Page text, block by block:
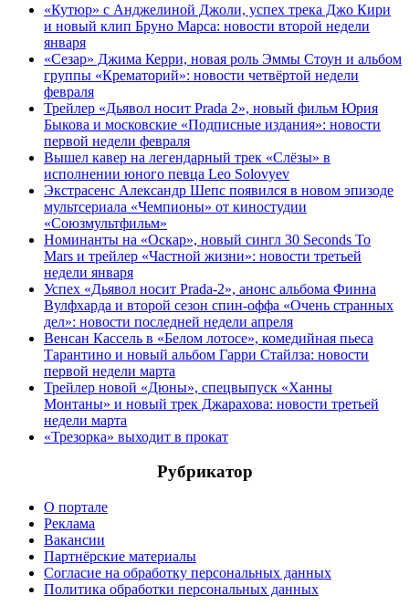
«Кутюр» с Анджелиной Джоли, успех трека Джо Кири
и новый клип Бруно Марса: новости второй недели
января
«Сезар» Джима Керри, новая роль Эммы Стоун и альбом
группы «Крематорий»: новости четвёртой недели
февраля
Трейлер «Дьявол носит Prada 2», новый фильм Юрия
Быкова и московские «Подписные издания»: новости
первой недели февраля
Вышел кавер на легендарный трек «Слёзы» в
исполнении юного певца Leo Solovyev
Экстрасенс Александр Шепс появился в новом эпизоде
мультсериала «Чемпионы» от киностудии
«Союзмультфильм»
Номинанты на «Оскар», новый сингл 30 Seconds To
Mars и трейлер «Частной жизни»: новости третьей
недели января
Успех «Дьявол носит Prada-2», анонс альбома Финна
Вулфхарда и второй сезон спин-оффа «Очень странных
дел»: новости последней недели апреля
Венсан Кассель в «Белом лотосе», комедийная пьеса
Тарантино и новый альбом Гарри Стайлза: новости
первой недели марта
Трейлер новой «Дюны», спецвыпуск «Ханны
Монтаны» и новый трек Джарахова: новости третьей
недели марта
«Трезорка» выходит в прокат
Рубрикатор
О портале
Реклама
Вакансии
Партнёрские материалы
Согласие на обработку персональных данных
Политика обработки персональных данных